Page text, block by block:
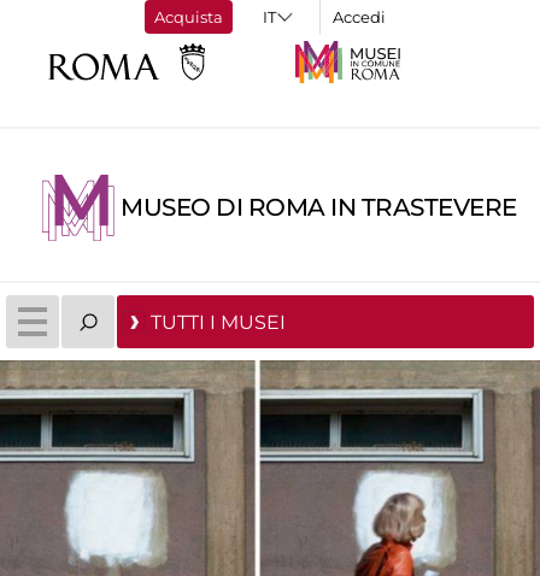
Acquista Accedi
MUSEO DI ROMA IN TRASTEVERE
TUTTI I MUSEI